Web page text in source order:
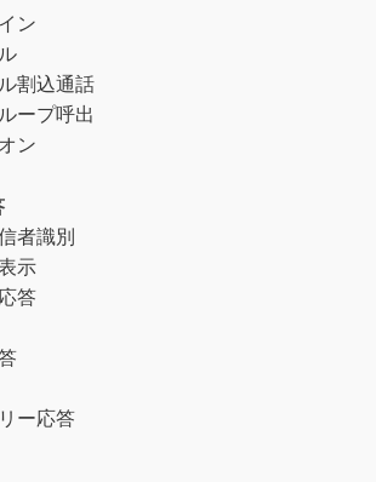
ン
割込通話
ープ呼出
ン
者識別
示
答
ー応答